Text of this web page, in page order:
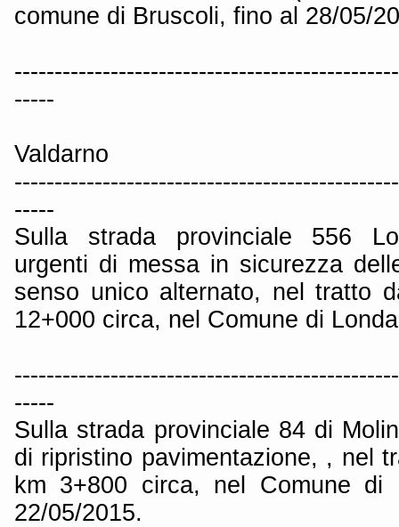
comune di Bruscoli, fino al 28/05/
-----
Valdarno
-----
Sulla strada provinciale 556
urgenti di messa in sicurezza
senso unico alternato, nel tratto
12+000 circa, nel Comune di
-----
Sulla strada provinciale 84 di
di ripristino pavimentazione, , nel
km 3+800 circa, nel Comune di
22/05/2015.